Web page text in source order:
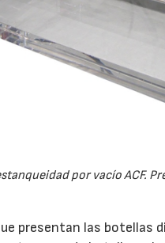
por vacío ACF.
presentan las